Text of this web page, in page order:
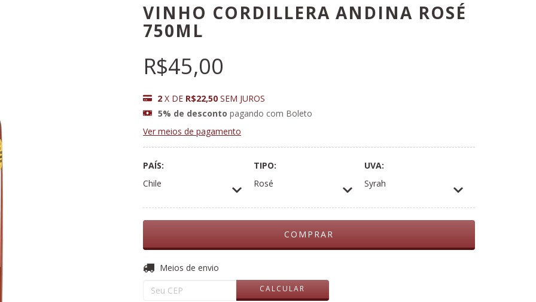
VINHO CORDILLERA ANDINA ROSÉ
750ML
R$45,00
2 X DE R$22,50 SEM JUROS
5% de desconto pagando com Boleto
Ver meios de pagamento
PAÍS:
Chile
TIPO:
Rosé
UVA:
Syrah
Entregas para o CEP:
Meios de envio
CALCULAR